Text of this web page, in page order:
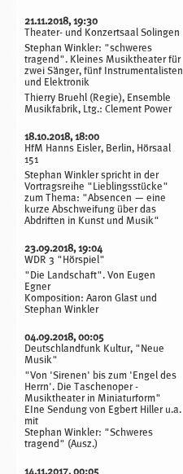
21.11.2018, 19:30
Theater- und Konzertsaal Solingen
Stephan Winkler: "schweres
tragend". Kleines Musiktheater für
zwei Sänger, fünf Instrumentalisten
und Elektronik
Thierry Bruehl (Regie), Ensemble
Musikfabrik, Ltg.: Clement Power
18.10.2018, 18:00
HfM Hanns Eisler, Berlin, Hörsaal
151
Stephan Winkler spricht in der
Vortragsreihe "Lieblingsstücke"
zum Thema: "Absencen — eine
kurze Abschweifung über das
Abdriften in Kunst und Musik"
23.09.2018, 19:04
WDR 3 "Hörspiel"
"Die Landschaft". Von Eugen
Egner
Komposition: Aaron Glast und
Stephan Winkler
04.09.2018, 00:05
Deutschlandfunk Kultur, "Neue
Musik"
"Von 'Sirenen' bis zum 'Engel des
Herrn'. Die Taschenoper -
Musiktheater in Miniaturform"
EIne Sendung von Egbert Hiller u.a.
mit
Stephan Winkler: "Schweres
tragend" (Ausz.)
14.11.2017, 00:05